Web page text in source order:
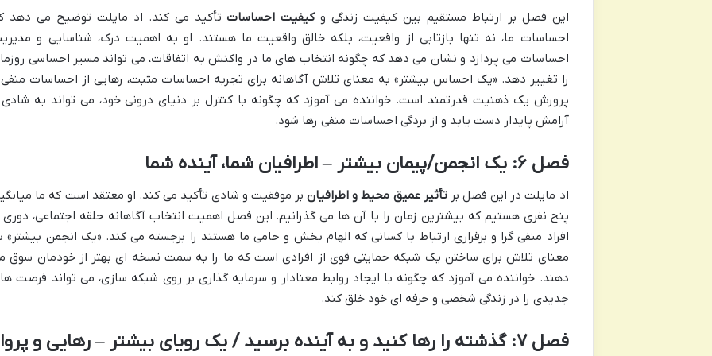
این فصل بر ارتباط مستقیم بین کیفیت زندگی وکیفیت احساسات تأکید می کند. اد مایلت توضیح می دهد
احساسات ما، نه تنها بازتابی از واقعیت، بلکه خالق واقعیت ما هستند. او به اهمیت درک، شناسایی و
احساسات می پردازد و نشان می دهد که چگونه انتخاب های ما در واکنش به اتفاقات، می تواند مسیر احساسی
را تغییر دهد. «یک احساس بیشتر» به معنای تلاش آگاهانه برای تجربه احساسات مثبت، رهایی از احساسات
پرورش یک ذهنیت قدرتمند است. خواننده می آموزد که چگونه با کنترل بر دنیای درونی خود، می تواند به
آرامش پایدار دست یابد و از بردگی احساسات منفی رها شود.
فصل ۶: یک انجمن/پیمان بیشتر – اطرافیان شما، آینده شما
اد مایلت در این فصل برتأثیر عمیق محیط و اطرافیانبر موفقیت و شادی تأکید می کند. او معتقد است که ما
پنج نفری هستیم که بیشترین زمان را با آن ها می گذرانیم. این فصل اهمیت انتخاب آگاهانه حلقه اجتماعی، دوری
افراد منفی گرا و برقراری ارتباط با کسانی که الهام بخش و حامی ما هستند را برجسته می کند. «یک انجمن بیشتر»
معنای تلاش برای ساختن یک شبکه حمایتی قوی از افرادی است که ما را به سمت نسخه ای بهتر از خودمان سوق
دهند. خواننده می آموزد که چگونه با ایجاد روابط معنادار و سرمایه گذاری بر روی شبکه سازی، می تواند فرصت
جدیدی را در زندگی شخصی و حرفه ای خود خلق کند.
فصل ۷: گذشته را رها کنید و به آینده برسید / یک رویای بیشتر – رهایی و پرواز